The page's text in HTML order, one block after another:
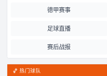
德甲赛事
足球直播
赛后战报
🏀 热门球队